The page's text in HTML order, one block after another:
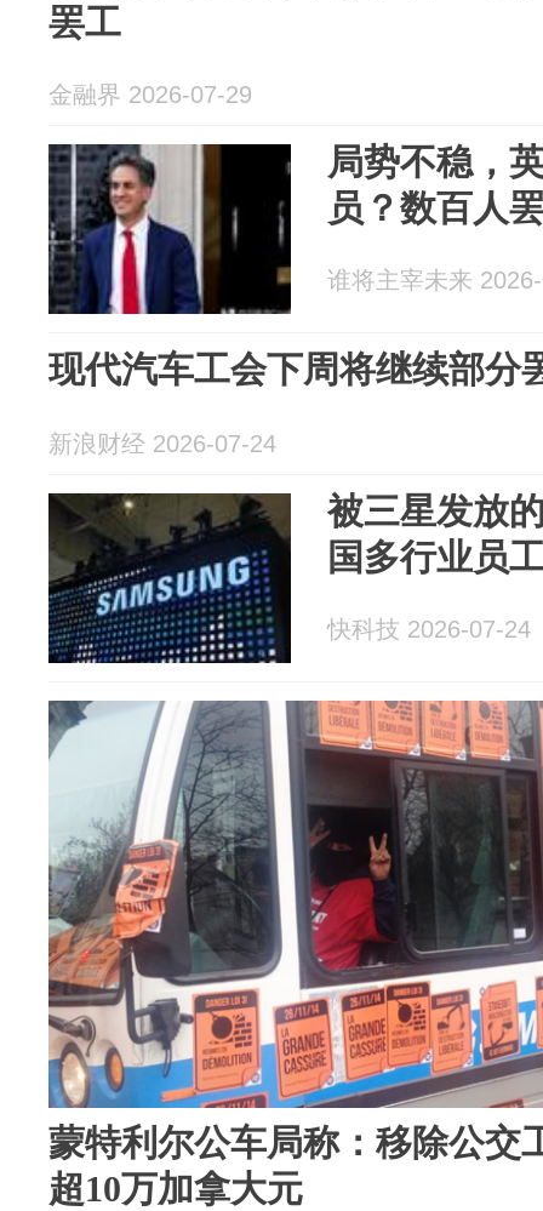
罢工
金融界 2026-07-29
局势不稳，
员？数百人
谁将主宰未来
现代汽车工会下周将继续部分
新浪财经 2026-07-24
被三星发放
国多行业员
快科技 2026-07-24
蒙特利尔公车局称：移除公交
超10万加拿大元